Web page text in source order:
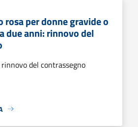
rosa per donne gravide o
due anni: rinnovo del
del contrassegno